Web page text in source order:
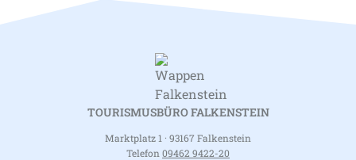
TOURISMUSBÜRO FALKENSTEIN
Marktplatz 1 · 93167 Falkenstein
Telefon 09462 9422-20